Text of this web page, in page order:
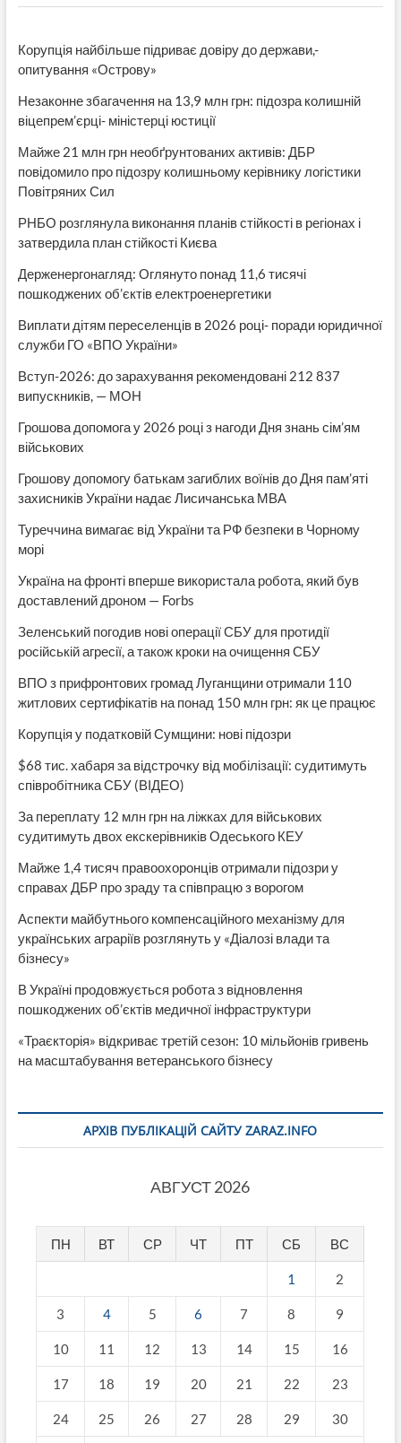
Корупція найбільше підриває довіру до держави,-
опитування «Острову»
Незаконне збагачення на 13,9 млн грн: підозра колишній
віцепрем’єрці- міністерці юстиції
Майже 21 млн грн необґрунтованих активів: ДБР
повідомило про підозру колишньому керівнику логістики
Повітряних Сил
РНБО розглянула виконання планів стійкості в регіонах і
затвердила план стійкості Києва
Держенергонагляд: Оглянуто понад 11,6 тисячі
пошкоджених об’єктів електроенергетики
Виплати дітям переселенців в 2026 році- поради юридичної
служби ГО «ВПО України»
Вступ-2026: до зарахування рекомендовані 212 837
випускників, — МОН
Грошова допомога у 2026 році з нагоди Дня знань сім’ям
військових
Грошову допомогу батькам загиблих воїнів до Дня пам’яті
захисників України надає Лисичанська МВА
Туреччина вимагає від України та РФ безпеки в Чорному
морі
Україна на фронті вперше використала робота, який був
доставлений дроном — Forbs
Зеленський погодив нові операції СБУ для протидії
російській агресії, а також кроки на очищення СБУ
ВПО з прифронтових громад Луганщини отримали 110
житлових сертифікатів на понад 150 млн грн: як це працює
Корупція у податковій Сумщини: нові підозри
$68 тис. хабаря за відстрочку від мобілізації: судитимуть
співробітника СБУ (ВІДЕО)
За переплату 12 млн грн на ліжках для військових
судитимуть двох екскерівників Одеського КЕУ
Майже 1,4 тисяч правоохоронців отримали підозри у
справах ДБР про зраду та співпрацю з ворогом
Аспекти майбутнього компенсаційного механізму для
українських аграріїв розглянуть у «Діалозі влади та
бізнесу»
В Україні продовжується робота з відновлення
пошкоджених об’єктів медичної інфраструктури
«Траєкторія» відкриває третій сезон: 10 мільйонів гривень
на масштабування ветеранського бізнесу
АРХІВ ПУБЛІКАЦІЙ САЙТУ ZARAZ.INFO
АВГУСТ 2026
ПН ВТ СР ЧТ ПТ СБ ВС
1 2
3 4 5 6 7 8 9
10 11 12 13 14 15 16
17 18 19 20 21 22 23
24 25 26 27 28 29 30